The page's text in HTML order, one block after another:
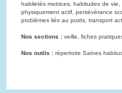
habiletés motrices, habitudes de
physiquement actif, persévérance
problèmes liés au poids, transport
Nos sections : veille, fiches
Nos outils : répertoire Saines